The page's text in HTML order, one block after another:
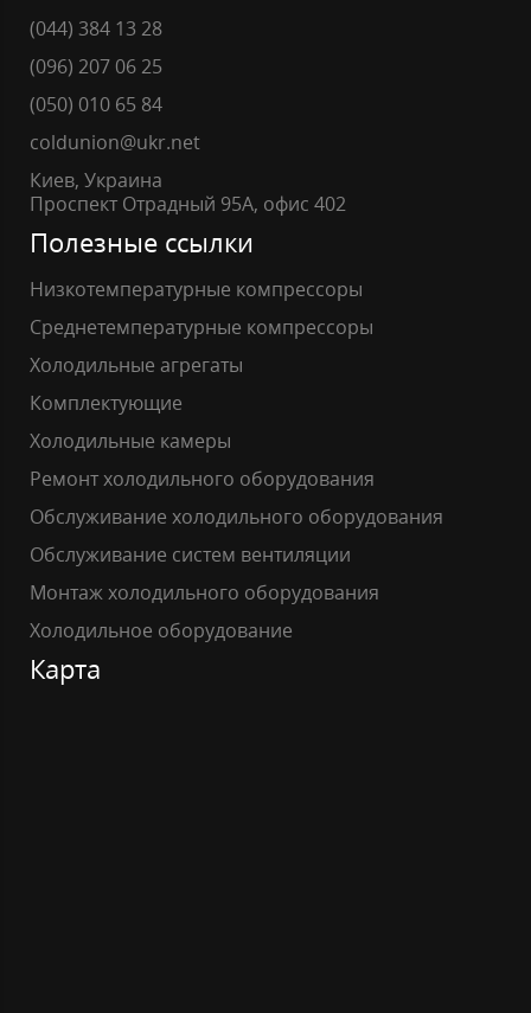
(044) 384 13 28
(096) 207 06 25
(050) 010 65 84
coldunion@ukr.net
Киев, Украина
Проспект Отрадный 95А, офис 402
Полезные ссылки
Низкотемпературные компрессоры
Среднетемпературные компрессоры
Холодильные агрегаты
Комплектующие
Холодильные камеры
Ремонт холодильного оборудования
Обслуживание холодильного оборудования
Обслуживание систем вентиляции
Монтаж холодильного оборудования
Холодильное оборудование
Карта